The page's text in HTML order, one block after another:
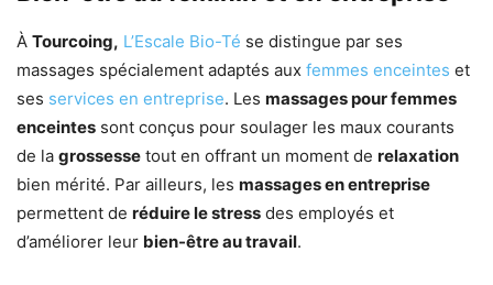
À Tourcoing, L’Escale Bio-Té se distingue par ses
massages spécialement adaptés aux femmes enceintes et
ses services en entreprise. Les massages pour femmes
enceintes sont conçus pour soulager les maux courants
de la grossesse tout en offrant un moment de relaxation
bien mérité. Par ailleurs, les massages en entreprise
permettent de réduire le stress des employés et
d’améliorer leur bien-être au travail.